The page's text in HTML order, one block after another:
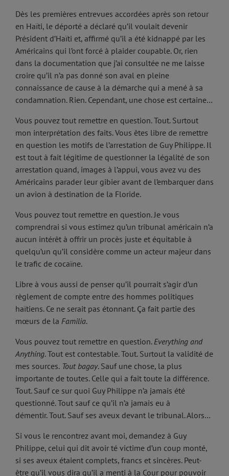
Dès les premières entrevues accordées après son retour
en Haïti, le déporté a déclaré qu’il voulait devenir
Président d’Haïti et, affirmé qu’il a été kidnappé par les
Américains qui l’ont forcé à plaider coupable. Or, rien
dans la documentation que j’ai consultée ne me laisse
croire qu’il n’a pas donné son aval en pleine
connaissance de cause à la démarche qui a mené à sa
condamnation. Rien. Cependant, une chose est certaine…
Vous pouvez tout remettre en question. Tout. Surtout
mon interprétation des faits. Vous êtes libre de remettre
en question les motifs de l’arrestation de Guy Philippe. Il
est tout à fait légitime de questionner la légalité de son
arrestation quand, images à l’appui, vous avez vu des
Américains parader leur gibier avant de l’embarquer dans
un avion à destination de la Floride.
Vous pouvez tout remettre en question. Je vous
comprendrai si vous estimez qu’un tribunal américain n’a
aucun intérêt à offrir un procès juste et équitable à
quelqu’un qu’il considère comme un acteur majeur dans
le trafic de cocaïne.
Libre à vous aussi de penser qu’il pourrait s’agir d’un
règlement de compte entre des hommes politiques
haïtiens. Ce ne serait pas étonnant. Ça fait partie des
mœurs de la Familia.
Vous pouvez tout remettre en question.Everything and
Anything. Tout est contestable. Tout. Surtout la validité de
mes sources. Tout bagay. Sauf une chose, la plus
importante de toutes. Celle qui a fait toute la différence.
Tout. Sauf ce sur quoi Guy Philippe n’a jamais été
questionné. Tout sauf ce qu’il n’a jamais eu à
démentir. Tout. Sauf ses aveux devant le tribunal. Alors…
Si vous le rencontrez avant moi, demandez à Guy
Philippe, celui qui dit avoir té victime d’un coup monté,
si ses aveux étaient complets, francs et sincères. Peut-
être qu’il vous dira qu’il a menti à la Cour pour pouvoir